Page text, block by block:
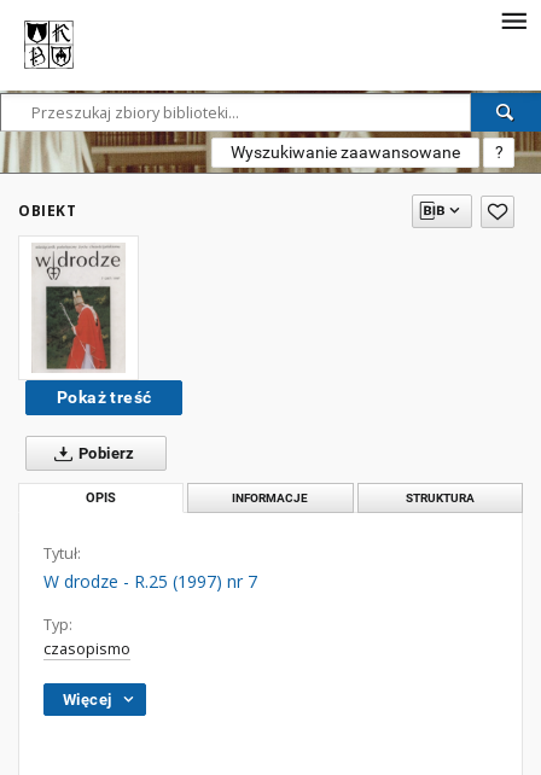
Wyszukiwanie zaawansowane ?
OBIEKT
Pokaż treść
Pobierz
OPIS INFORMACJE STRUKTURA
Tytuł:
W drodze - R.25 (1997) nr 7
Typ:
czasopismo
Więcej